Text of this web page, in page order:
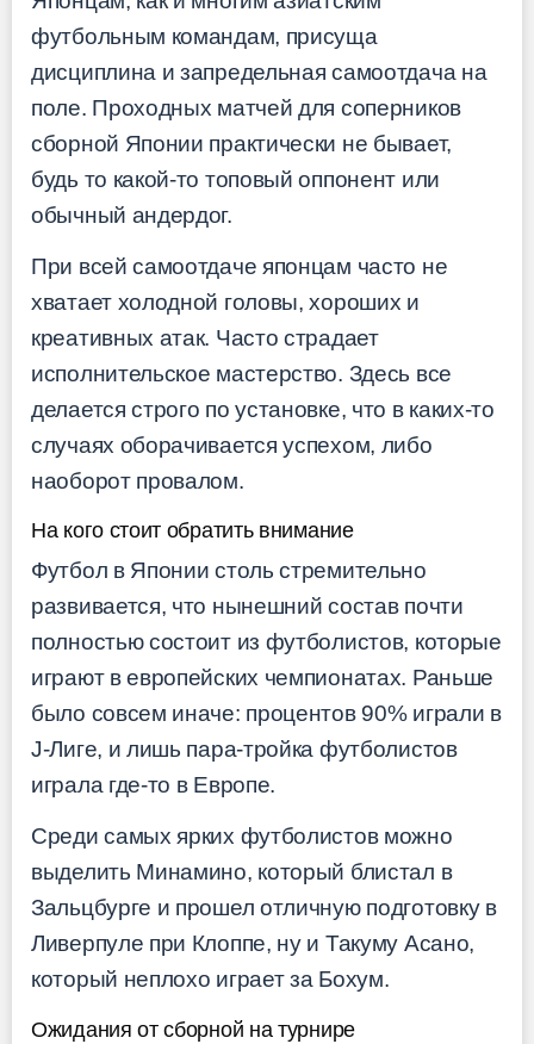
футбольным командам, присуща
дисциплина и запредельная самоотдача на
поле. Проходных матчей для соперников
сборной Японии практически не бывает,
будь то какой-то топовый оппонент или
обычный андердог.
При всей самоотдаче японцам часто не
хватает холодной головы, хороших и
креативных атак. Часто страдает
исполнительское мастерство. Здесь все
делается строго по установке, что в каких-то
случаях оборачивается успехом, либо
наоборот провалом.
На кого стоит обратить внимание
Футбол в Японии столь стремительно
развивается, что нынешний состав почти
полностью состоит из футболистов, которые
играют в европейских чемпионатах. Раньше
было совсем иначе: процентов 90% играли в
J-Лиге, и лишь пара-тройка футболистов
играла где-то в Европе.
Среди самых ярких футболистов можно
выделить Минамино, который блистал в
Зальцбурге и прошел отличную подготовку в
Ливерпуле при Клоппе, ну и Такуму Асано,
который неплохо играет за Бохум.
Ожидания от сборной на турнире